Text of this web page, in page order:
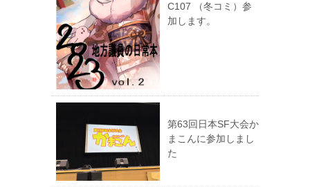
C107 （冬コミ）参
加します。
第63回日本SF大会か
まこんに参加しまし
た